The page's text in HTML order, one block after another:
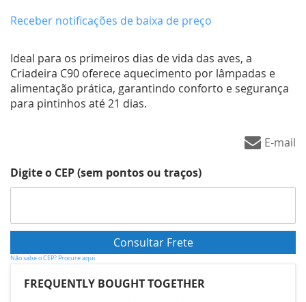
Receber notificações de baixa de preço
Ideal para os primeiros dias de vida das aves, a
Criadeira C90 oferece aquecimento por lâmpadas e
alimentação prática, garantindo conforto e segurança
para pintinhos até 21 dias.
E-mail
Digite o CEP (sem pontos ou traços)
Não sabe o CEP? Procure aqui
FREQUENTLY BOUGHT TOGETHER